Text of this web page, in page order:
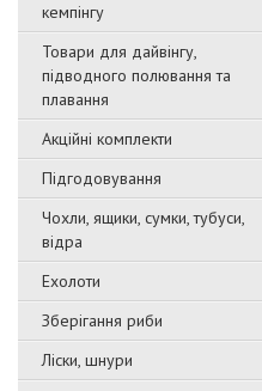
кемпінгу
Товари для дайвінгу,
підводного полювання та
плавання
Акційні комплекти
Підгодовування
Чохли, ящики, сумки, тубуси,
відра
Ехолоти
Зберігання риби
Ліски, шнури